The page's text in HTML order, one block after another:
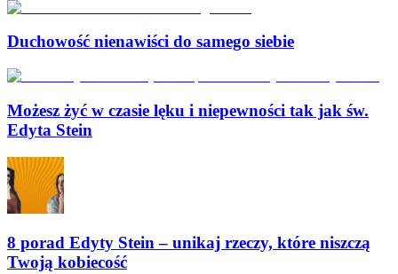
Duchowość nienawiści do samego siebie
Możesz żyć w czasie lęku i niepewności tak jak św.
Edyta Stein
8 porad Edyty Stein – unikaj rzeczy, które niszczą
Twoją kobiecość